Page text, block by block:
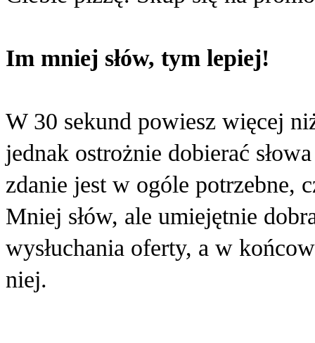
Im mniej słów, tym lepiej!
W 30 sekund powiesz więcej
jednak ostrożnie dobierać
zdanie jest w ogóle potrzebne,
Mniej słów, ale umiejętnie
wysłuchania oferty, a w
niej.